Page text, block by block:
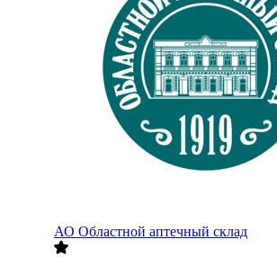
АО Областной аптечный склад